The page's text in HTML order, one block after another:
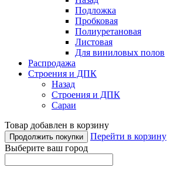
Подложка
Пробковая
Полиуретановая
Листовая
Для виниловых полов
Распродажа
Строения и ДПК
Назад
Строения и ДПК
Сараи
Товар добавлен в корзину
Продолжить покупки
Перейти в корзину
Выберите ваш город